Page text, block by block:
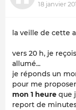
18 janvier
la veille de cette
vers 20 h, je
allumé...
je réponds un
pour me proposer
mon 1 heure que
report de